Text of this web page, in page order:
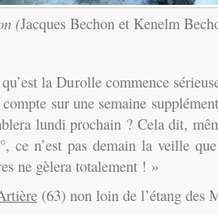
(Jacques Bechon et Kenelm
la Durolle commence
sur une semaine
lundi prochain ? Cela dit,
ce n’est pas demain la veille
ne gèlera totalement ! »
(63) non loin de l’étang des